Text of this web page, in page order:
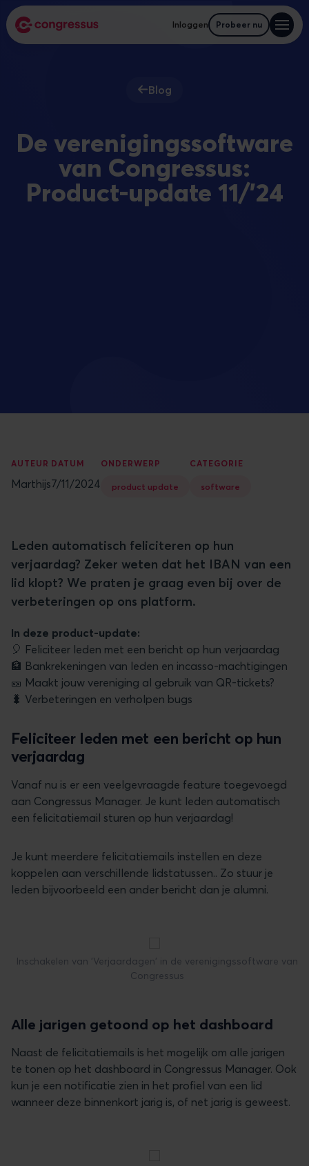
Inloggen Probeer nu
Blog
De verenigingssoftware
van Congressus:
Product-update 11/'24
AUTEUR
Marthijs
DATUM
7/11/2024
ONDERWERP
product update
CATEGORIE
software
Leden automatisch feliciteren op hun
verjaardag? Zeker weten dat het IBAN van een
lid klopt? We praten je graag even bij over de
verbeteringen op ons platform.
In deze product-update:
🎈 Feliciteer leden met een bericht op hun verjaardag
🏦 Bankrekeningen van leden en incasso-machtigingen
🎫 Maakt jouw vereniging al gebruik van QR-tickets?
🐛 Verbeteringen en verholpen bugs
Feliciteer leden met een bericht op hun
verjaardag
Vanaf nu is er een veelgevraagde feature toegevoegd
aan Congressus Manager. Je kunt leden automatisch
een felicitatiemail sturen op hun verjaardag!
Je kunt meerdere felicitatiemails instellen en deze
koppelen aan verschillende lidstatussen.. Zo stuur je
leden bijvoorbeeld een ander bericht dan je alumni.
Inschakelen van 'Verjaardagen' in de verenigingssoftware van
Congressus
Alle jarigen getoond op het dashboard
Naast de felicitatiemails is het mogelijk om alle jarigen
te tonen op het dashboard in Congressus Manager. Ook
kun je een notificatie zien in het profiel van een lid
wanneer deze binnenkort jarig is, of net jarig is geweest.